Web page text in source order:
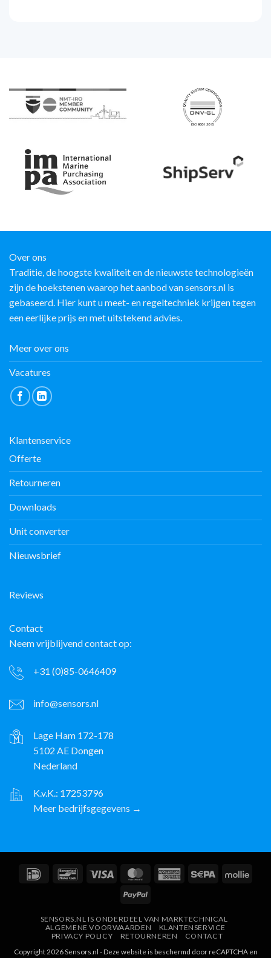
Over ons
Traditie, de hoogste kwaliteit en de nieuwste technologieën
zijn de hoekstenen waarop het aanbod van sensors.nl is
gebaseerd. Hier kunt u meet- en regeltechniek krijgen tegen
een eerlijke prijs en met uitstekend advies.
Meer over ons
Vacatures
Klantenservice
Offerte
Retourneren
Downloads
Unit converter
Nieuwsbrief
Reviews
Contact
Neem vrijblijvend contact op:
+31 (0)85-0646409
info@sensors.nl
Lage Ham 172-178
5102 AE Dongen
Nederland
K.v.K.: 17253796
Meer bedrijfsgegevens →
IDeal BancontactVisa MasterCardAmerican Sepa Mollie
PayPal
SENSORS.NL IS ONDERDEEL VAN MARKTECHNICAL
ALGEMENE VOORWAARDEN
KLANTENSERVICE
PRIVACY POLICY
RETOURNEREN CONTACT
Copyright 2026 Sensors.nl - Deze website is beschermd door reCAPTCHA en